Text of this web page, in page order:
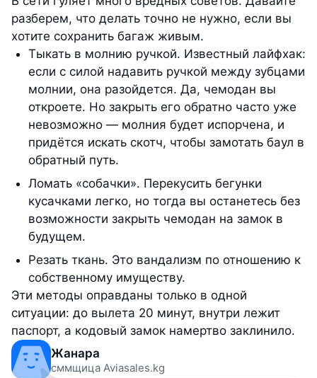
разберем, что делать точно не нужно, если вы
хотите сохранить багаж живым.
Тыкать в молнию ручкой. Известный лайфхак:
если с силой надавить ручкой между зубцами
молнии, она разойдется. Да, чемодан вы
откроете. Но закрыть его обратно часто уже
невозможно — молния будет испорчена, и
придётся искать скотч, чтобы замотать баул в
обратный путь.
Ломать «собачки». Перекусить бегунки
кусачками легко, но тогда вы останетесь без
возможности закрыть чемодан на замок в
будущем.
Резать ткань. Это вандализм по отношению к
собственному имуществу.
Эти методы оправданы только в одной
ситуации: до вылета 20 минут, внутри лежит
паспорт, а кодовый замок намертво заклинило.
Жанара
сммщица Aviasales.kg